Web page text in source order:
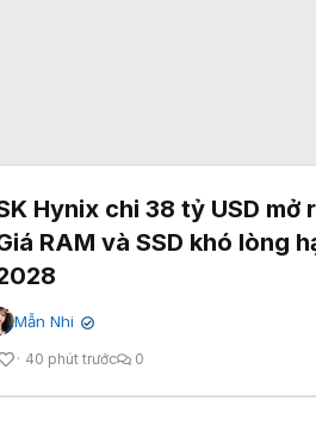
Hynix chi 38 tỷ USD mở
RAM và SSD khó lòng
Mẫn Nhi ✔
40 phút trước 0